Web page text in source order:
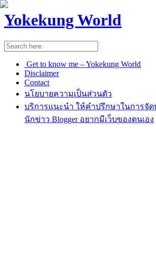
Yokekung World
Get to know me – Yokekung World
Disclaimer
Contact
นโยบายความเป็นส่วนตัว
บริการแนะนำ ให้คำปรึกษาในการจัด
นักข่าว Blogger อยากมีเว็บของตนเอง